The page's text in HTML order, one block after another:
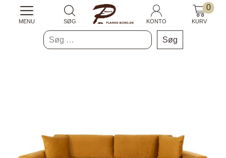
Søg
efter:
MENU SØG KONTO
0
KURV